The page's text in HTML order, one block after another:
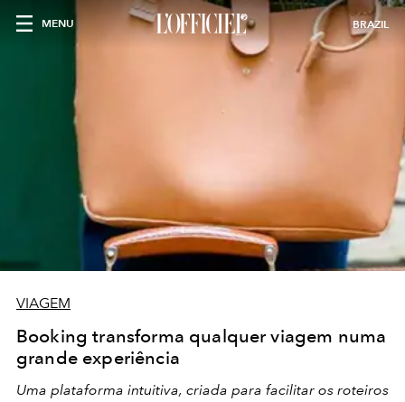
MENU BRAZIL
VIAGEM
Booking transforma qualquer viagem numa
grande experiência
Uma plataforma intuitiva, criada para facilitar os roteiros